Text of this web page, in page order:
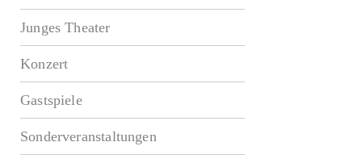
Junges Theater
Konzert
Gastspiele
Sonderveranstaltungen